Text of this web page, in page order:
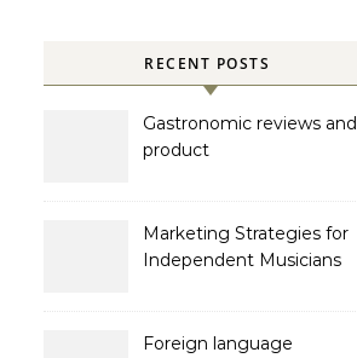
RECENT POSTS
Gastronomic reviews and
product
Marketing Strategies for
Independent Musicians
Foreign language